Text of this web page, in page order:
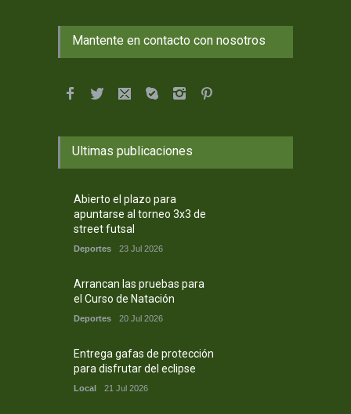
Mantente en contacto con nosotros
Ultimas publicaciones
Abierto el plazo para
apuntarse al torneo 3x3 de
street futsal
Deportes 23 Jul 2026
Arrancan las pruebas para
el Curso de Natación
Deportes 20 Jul 2026
Entrega gafas de protección
para disfrutar del eclipse
Local 21 Jul 2026